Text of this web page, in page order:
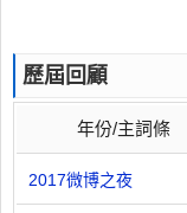
歷屆回顧
年份/主詞條
2017微博之夜